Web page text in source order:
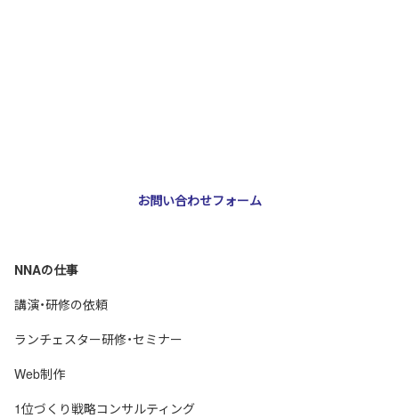
お問い合わせフォーム
NNAの仕事
講演・研修の依頼
ランチェスター研修・セミナー
Web制作
1位づくり戦略コンサルティング